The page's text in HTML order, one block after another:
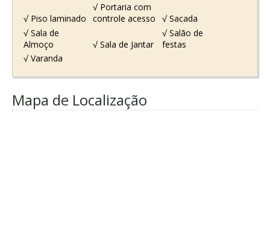
√ Piso laminado
√ Portaria com
controle acesso
√ Sacada
√ Sala de
Almoço
√ Sala de Jantar
√ Salão de
festas
√ Varanda
Mapa de Localização